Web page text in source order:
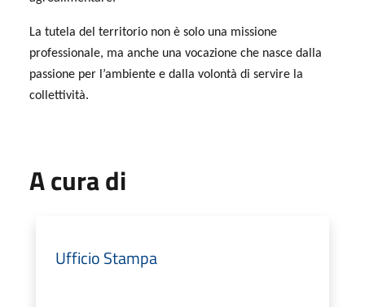
La tutela del territorio non è solo una missione
professionale, ma anche una vocazione che nasce dalla
passione per l’ambiente e dalla volontà di servire la
collettività.
A cura di
Ufficio Stampa